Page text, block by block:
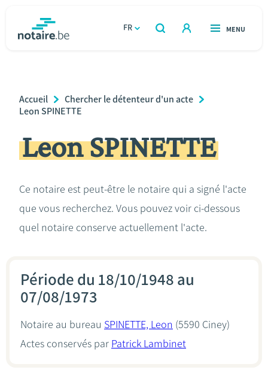
FR
OUVERT
RECHERCHER
OUVERT
MENU
Relations et vivre ensemble
Héritage et donations
Le notaire
Breadcrumb
Accueil
Chercher le détenteur d'un acte
Leon SPINETTE
Leon SPINETTE
Ce notaire est peut-être le notaire qui a signé l'acte
que vous recherchez. Vous pouvez voir ci-dessous
quel notaire conserve actuellement l'acte.
Période du 18/10/1948 au
07/08/1973
Notaire au bureau SPINETTE, Leon (5590 Ciney)
Actes conservés par Patrick Lambinet